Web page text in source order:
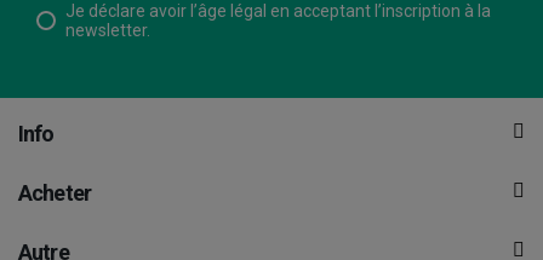
Je déclare avoir l’âge légal en acceptant l’inscription à la
newsletter.
Info
Acheter
Autre